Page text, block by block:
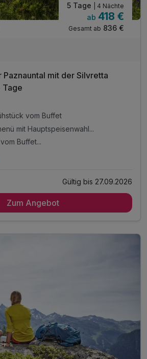
5 Tage | 4 Nächte
ab 418 €
Gesamt ab 836 €
mit der Silvretta
Tage
vom Buffet
mit Hauptspeisenwahl...
Buffet...
vom Buffet
Gültig bis 27.09.2026
Zum Angebot